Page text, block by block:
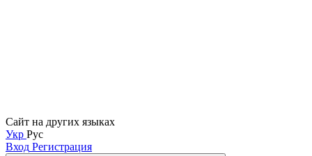
Сайт на других языках
Укр Рус
Вход Регистрация